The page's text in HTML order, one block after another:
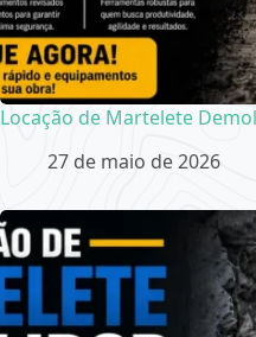
Locação de Martelete
27 de maio de 2026